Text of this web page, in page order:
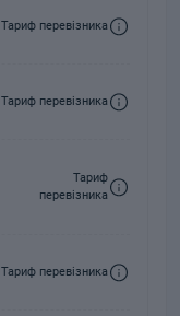
Тариф перевізника
Тариф перевізника
Тариф
перевізника
Тариф перевізника